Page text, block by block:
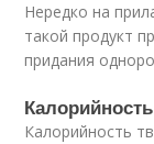
Нередко на
такой продукт
придания
Калорийность